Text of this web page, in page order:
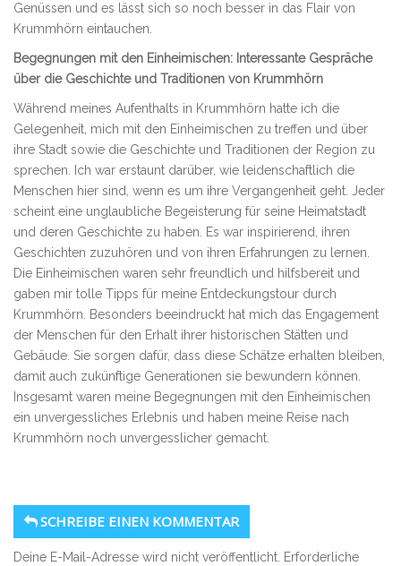
Genüssen und es lässt sich so noch besser in das Flair von
Krummhörn eintauchen.
Begegnungen mit den Einheimischen: Interessante Gespräche
über die Geschichte und Traditionen von Krummhörn
Während meines Aufenthalts in Krummhörn hatte ich die
Gelegenheit, mich mit den Einheimischen zu treffen und über
ihre Stadt sowie die Geschichte und Traditionen der Region zu
sprechen. Ich war erstaunt darüber, wie leidenschaftlich die
Menschen hier sind, wenn es um ihre Vergangenheit geht. Jeder
scheint eine unglaubliche Begeisterung für seine Heimatstadt
und deren Geschichte zu haben. Es war inspirierend, ihren
Geschichten zuzuhören und von ihren Erfahrungen zu lernen.
Die Einheimischen waren sehr freundlich und hilfsbereit und
gaben mir tolle Tipps für meine Entdeckungstour durch
Krummhörn. Besonders beeindruckt hat mich das Engagement
der Menschen für den Erhalt ihrer historischen Stätten und
Gebäude. Sie sorgen dafür, dass diese Schätze erhalten bleiben,
damit auch zukünftige Generationen sie bewundern können.
Insgesamt waren meine Begegnungen mit den Einheimischen
ein unvergessliches Erlebnis und haben meine Reise nach
Krummhörn noch unvergesslicher gemacht.
SCHREIBE EINEN KOMMENTAR
Deine E-Mail-Adresse wird nicht veröffentlicht. Erforderliche